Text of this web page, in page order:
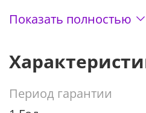
Основные характеристики:
XDR сделан по
транслируется
А15 Bionic;
Показать полностью
Период гарантии